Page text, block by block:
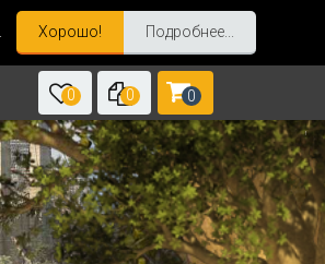
Хорошо! Подробнее...
0 0 0